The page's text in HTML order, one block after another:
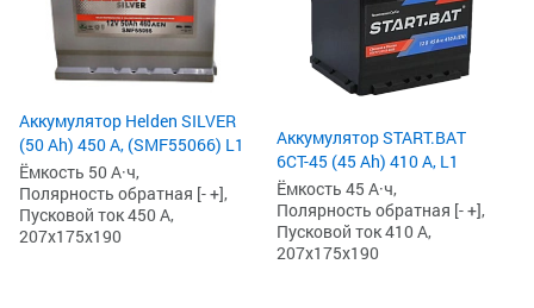
Аккумулятор Helden SILVER
(50 Ah) 450 А, (SМF55066) L1
Ёмкость 50 А·ч,
Полярность обратная [- +],
Пусковой ток 450 А,
207x175x190
Аккумулятор START.BAT
6СТ-45 (45 Ah) 410 А, L1
Ёмкость 45 А·ч,
Полярность обратная [- +],
Пусковой ток 410 А,
207x175x190